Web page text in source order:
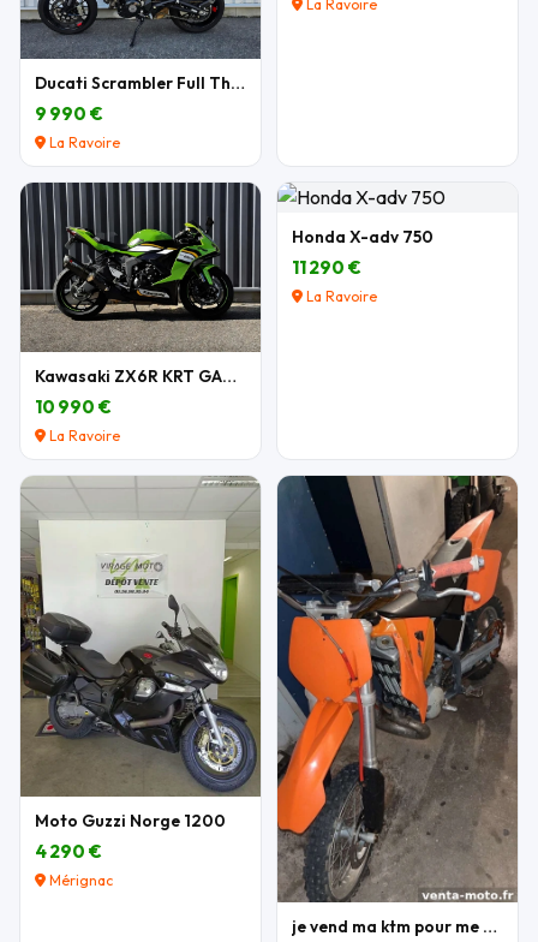
Ducati Scrambler Full Throttle 803 cm3
9 990 €
La Ravoire
La Ravoire
Kawasaki ZX6R KRT GARANTIE
10 990 €
La Ravoire
Honda X-adv 750
11 290 €
La Ravoire
Moto Guzzi Norge 1200
4 290 €
Mérignac
je vend ma ktm pour me acheter une autre moto